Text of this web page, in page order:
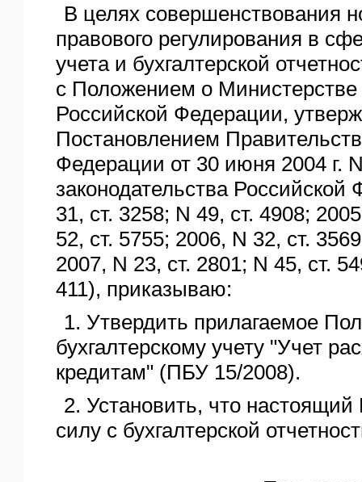
В целях совершенствования
правового регулирования в
учета и бухгалтерской
с Положением о
Российской Федерации,
Постановлением
Федерации от 30 июня 2004 г.
законодательства
31, ст. 3258; N 49, ст. 4908;
52, ст. 5755; 2006, N 32, ст.
2007, N 23, ст. 2801; N 45, ст.
411), приказываю:
1. Утвердить прилагаемое
бухгалтерскому учету "Учет
кредитам" (ПБУ 15/2008).
2. Установить, что настоящий
силу с бухгалтерской